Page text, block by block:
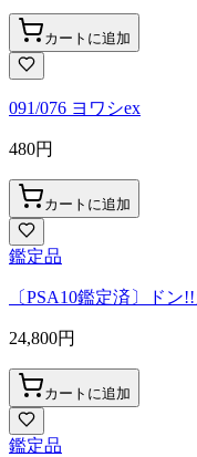
カートに追加
091/076 ヨワシex
480円
カートに追加
鑑定品
〔PSA10鑑定済〕ド
24,800円
カートに追加
鑑定品